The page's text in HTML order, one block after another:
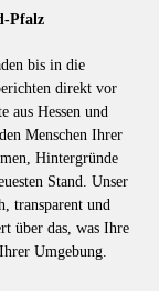
Pfalz
bis in die
direkt vor
aus Hessen und
Menschen Ihrer
Hintergründe
Stand. Unser
transparent und
über das, was Ihre
Umgebung.